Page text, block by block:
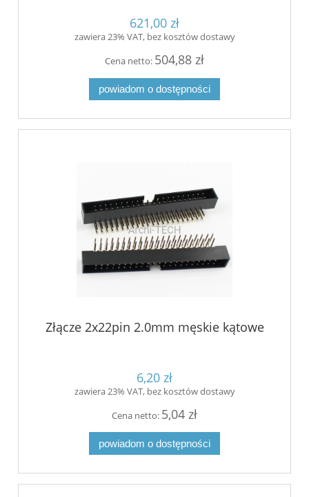
621,00 zł
zawiera 23% VAT, bez kosztów dostawy
Cena netto: 504,88 zł
powiadom o dostępności
Złącze 2x22pin 2.0mm męskie kątowe
6,20 zł
zawiera 23% VAT, bez kosztów dostawy
Cena netto: 5,04 zł
powiadom o dostępności